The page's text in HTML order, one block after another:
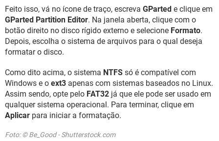
Feito isso, vá no ícone de traço, escreva GParted e clique em
GParted Partition Editor. Na janela aberta, clique com o
botão direito no disco rígido externo e selecione Formato.
Depois, escolha o sistema de arquivos para o qual deseja
formatar o disco.
Como dito acima, o sistema NTFS só é compatível com
Windows e o ext3 apenas com sistemas baseados no Linux.
Assim sendo, opte pelo FAT32 já que ele pode ser usado em
qualquer sistema operacional. Para terminar, clique em
Aplicar para iniciar a formatação.
Foto: © Be_Good - Shutterstock.com